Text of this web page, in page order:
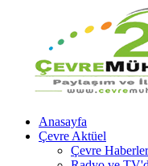
Anasayfa
Çevre Aktüel
Çevre